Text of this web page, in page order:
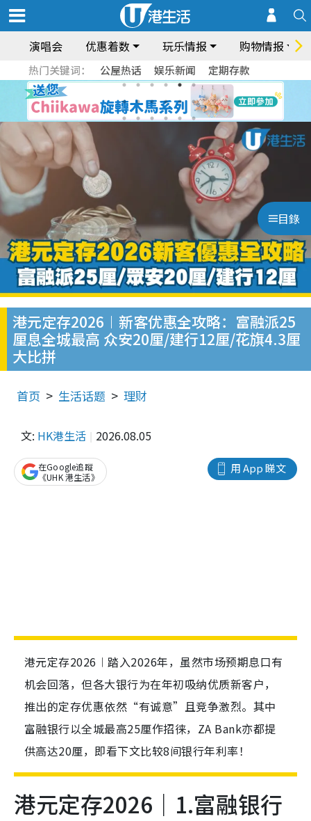
演唱会 优惠着数 玩乐情报 购物情报
热门关键词： 公屋热话 娱乐新闻 定期存款
目錄
港元定存2026︱新客优惠全攻略：富融派25
厘息全城最高 众安20厘/建行12厘/花旗4.3厘
大比拼
首页 生活话题 理财
文: HK港生活 2026.08.05
用 App 睇文
在Google追蹤
《UHK 港生活》
港元定存2026︱踏入2026年，虽然市场预期息口有
机会回落，但各大银行为在年初吸纳优质新客户，
推出的定存优惠依然“有诚意”且竞争激烈。其中
富融银行以全城最高25厘作招徕，ZA Bank亦都提
供高达20厘，即看下文比较8间银行年利率！
港元定存2026｜1.富融银行